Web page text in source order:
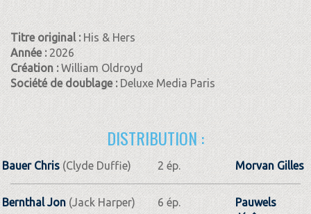
Titre original : His & Hers
Année : 2026
Création :William Oldroyd
Société de doublage :Deluxe Media Paris
DISTRIBUTION :
Bauer Chris (Clyde Duffie) 2 ép. Morvan Gilles
Bernthal Jon (Jack Harper) 6 ép.
Pauwels